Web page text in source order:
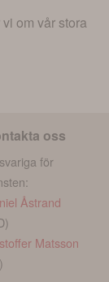
om vår stora
oss
för
Åstrand
Matsson